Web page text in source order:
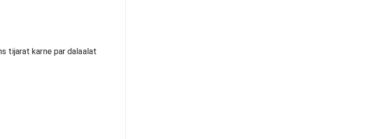
tijarat karne par dalaalat